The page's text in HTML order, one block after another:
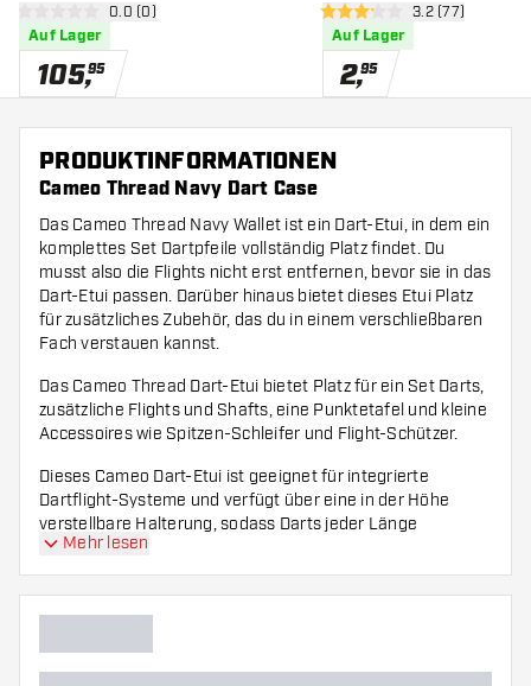
Bewertungsbereich öffnen
0 Bewertungssterne
0.0 (0)
Auf Lager
105,95
3.2 Bewertungssterne
3.2 (77)
Auf Lager
2,95
PRODUKTINFORMATIONEN
Cameo Thread Navy Dart Case
Das Cameo Thread Navy Wallet ist ein Dart-Etui, in dem ein
komplettes Set Dartpfeile vollständig Platz findet. Du
musst also die Flights nicht erst entfernen, bevor sie in das
Dart-Etui passen. Darüber hinaus bietet dieses Etui Platz
für zusätzliches Zubehör, das du in einem verschließbaren
Fach verstauen kannst.
Das Cameo Thread Dart-Etui bietet Platz für ein Set Darts,
zusätzliche Flights und Shafts, eine Punktetafel und kleine
Accessoires wie Spitzen-Schleifer und Flight-Schützer.
Dieses Cameo Dart-Etui ist geeignet für integrierte
Dartflight-Systeme und verfügt über eine in der Höhe
verstellbare Halterung, sodass Darts jeder Länge
hineinpassen. Zudem sorgt das Design dafür, dass die
Flights in der richtigen Position bleiben, damit sie sich nicht
verbiegen.
Mehr lesen